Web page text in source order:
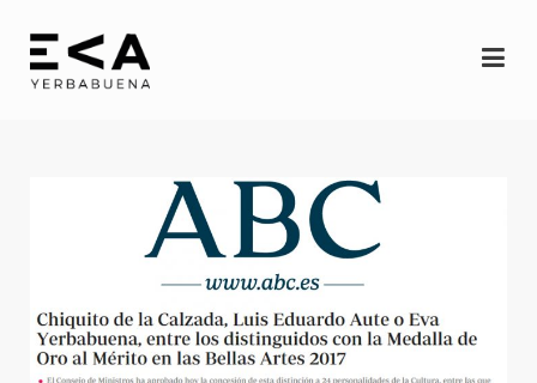
Eva
Espectáculos
YERBAGÜENA